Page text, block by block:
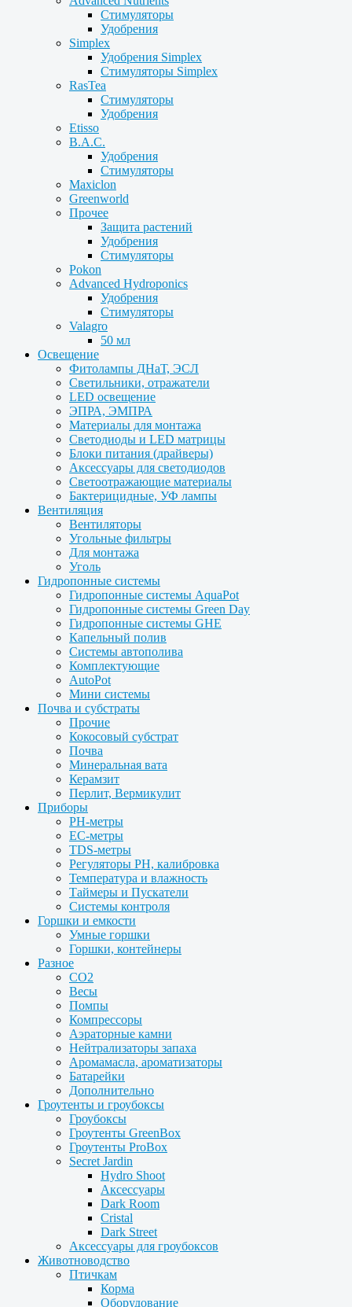
Стимуляторы
Удобрения
Simplex
Удобрения Simplex
Стимуляторы Simplex
RasTea
Стимуляторы
Удобрения
Etisso
B.A.C.
Удобрения
Стимуляторы
Maxiclon
Greenworld
Прочее
Защита растений
Удобрения
Стимуляторы
Pokon
Advanced Hydroponics
Удобрения
Стимуляторы
Valagro
50 мл
Освещение
Фитолампы ДНаТ, ЭСЛ
Светильники, отражатели
LED освещение
ЭПРА, ЭМПРА
Материалы для монтажа
Светодиоды и LED матрицы
Блоки питания (драйверы)
Аксессуары для светодиодов
Светоотражающие материалы
Бактерицидные, УФ лампы
Вентиляция
Вентиляторы
Угольные фильтры
Для монтажа
Уголь
Гидропонные системы
Гидропонные системы AquaPot
Гидропонные системы Green Day
Гидропонные системы GHE
Капельный полив
Системы автополива
Комплектующие
AutoPot
Мини системы
Почва и субстраты
Прочие
Кокосовый субстрат
Почва
Минеральная вата
Керамзит
Перлит, Вермикулит
Приборы
PH-метры
EC-метры
TDS-метры
Регуляторы PH, калибровка
Температура и влажность
Таймеры и Пускатели
Системы контроля
Горшки и емкости
Умные горшки
Горшки, контейнеры
Разное
CO2
Весы
Помпы
Компрессоры
Аэраторные камни
Нейтрализаторы запаха
Аромамасла, ароматизаторы
Батарейки
Дополнительно
Гроутенты и гроубоксы
Гроубоксы
Гроутенты GreenBox
Гроутенты ProBox
Secret Jardin
Hydro Shoot
Аксессуары
Dark Room
Cristal
Dark Street
Аксессуары для гроубоксов
Животноводство
Птичкам
Корма
Оборудование